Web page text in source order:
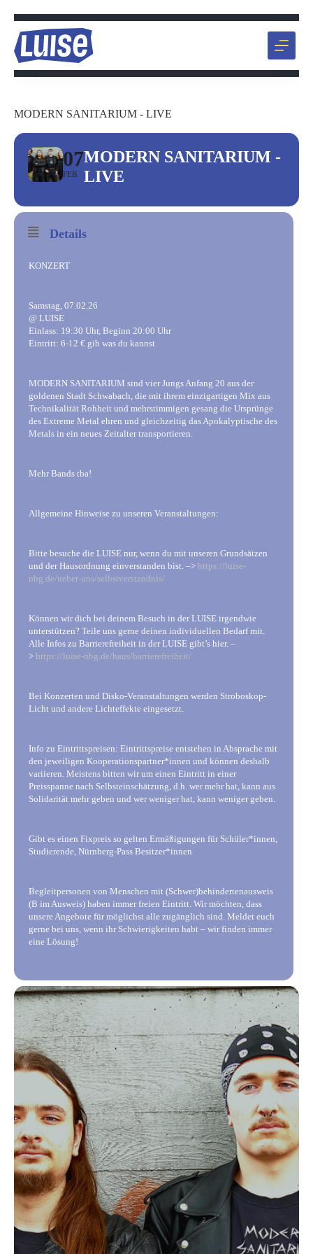
Zum
Inhalt
springen
MODERN SANITARIUM - LIVE
07
FEB
MODERN SANITARIUM -
LIVE
Details
KONZERT
Samstag, 07.02.26
@ LUISE
Einlass: 19:30 Uhr, Beginn 20:00 Uhr
Eintritt: 6-12 € gib was du kannst
MODERN SANITARIUM sind vier Jungs Anfang 20 aus der
goldenen Stadt Schwabach, die mit ihrem einzigartigen Mix aus
Technikalität Rohheit und mehrstimmigen gesang die Ursprünge
des Extreme Metal ehren und gleichzeitig das Apokalyptische des
Metals in ein neues Zeitalter transportieren.
Mehr Bands tba!
Allgemeine Hinweise zu unseren Veranstaltungen:
Bitte besuche die LUISE nur, wenn du mit unseren Grundsätzen
und der Hausordnung einverstanden bist. –> https://luise-
nbg.de/ueber-uns/selbstverstandnis/
Können wir dich bei deinem Besuch in der LUISE irgendwie
unterstützen? Teile uns gerne deinen individuellen Bedarf mit.
Alle Infos zu Barrierefreiheit in der LUISE gibt’s hier. –
> https://luise-nbg.de/haus/barrierefreiheit/
Bei Konzerten und Disko-Veranstaltungen werden Stroboskop-
Licht und andere Lichteffekte eingesetzt.
Info zu Eintrittspreisen: Eintrittspreise entstehen in Absprache mit
den jeweiligen Kooperationspartner*innen und können deshalb
variieren. Meistens bitten wir um einen Eintritt in einer
Preisspanne nach Selbsteinschätzung, d.h. wer mehr hat, kann aus
Solidarität mehr geben und wer weniger hat, kann weniger geben.
Gibt es einen Fixpreis so gelten Ermäßigungen für Schüler*innen,
Studierende, Nürnberg-Pass Besitzer*innen.
Begleitpersonen von Menschen mit (Schwer)behindertenausweis
(B im Ausweis) haben immer freien Eintritt. Wir möchten, dass
unsere Angebote für möglichst alle zugänglich sind. Meldet euch
gerne bei uns, wenn ihr Schwierigkeiten habt – wir finden immer
eine Lösung!